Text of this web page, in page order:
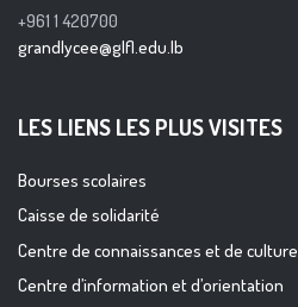
+961 1 420700
grandlycee@glfl.edu.lb
LES LIENS LES PLUS VISITES
Bourses scolaires
Caisse de solidarité
Centre de connaissances et de culture
Centre d’information et d’orientation